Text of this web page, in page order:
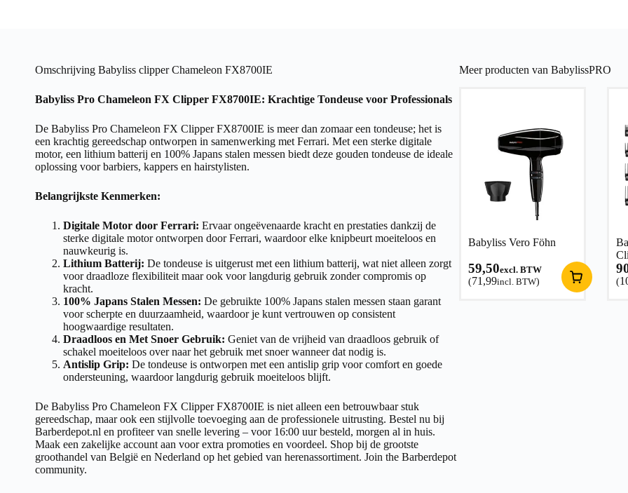
Omschrijving Babyliss clipper Chameleon FX8700IE
Babyliss Pro Chameleon FX Clipper FX8700IE: Krachtige Tondeuse voor Professionals
De Babyliss Pro Chameleon FX Clipper FX8700IE is meer dan zomaar een tondeuse; het is
een krachtig gereedschap ontworpen in samenwerking met Ferrari. Met een sterke digitale
motor, een lithium batterij en 100% Japans stalen messen biedt deze gouden tondeuse de ideale
oplossing voor barbiers, kappers en hairstylisten.
Belangrijkste Kenmerken:
Digitale Motor door Ferrari: Ervaar ongeëvenaarde kracht en prestaties dankzij de
sterke digitale motor ontworpen door Ferrari, waardoor elke knipbeurt moeiteloos en
nauwkeurig is.
Lithium Batterij: De tondeuse is uitgerust met een lithium batterij, wat niet alleen zorgt
voor draadloze flexibiliteit maar ook voor langdurig gebruik zonder compromis op
kracht.
100% Japans Stalen Messen: De gebruikte 100% Japans stalen messen staan garant
voor scherpte en duurzaamheid, waardoor je kunt vertrouwen op consistent
hoogwaardige resultaten.
Draadloos en Met Snoer Gebruik: Geniet van de vrijheid van draadloos gebruik of
schakel moeiteloos over naar het gebruik met snoer wanneer dat nodig is.
Antislip Grip: De tondeuse is ontworpen met een antislip grip voor comfort en goede
ondersteuning, waardoor langdurig gebruik moeiteloos blijft.
De Babyliss Pro Chameleon FX Clipper FX8700IE is niet alleen een betrouwbaar stuk
gereedschap, maar ook een stijlvolle toevoeging aan de professionele uitrusting. Bestel nu bij
Barberdepot.nl en profiteer van snelle levering – voor 16:00 uur besteld, morgen al in huis.
Maak een zakelijke account aan voor extra promoties en voordeel. Shop bij de grootste
groothandel van België en Nederland op het gebied van herenassortiment. Join the Barberdepot
community.
Meer producten van BabylissPRO
Babyliss Vero Föhn
59,50excl. BTW
(71,99incl. BTW)
(